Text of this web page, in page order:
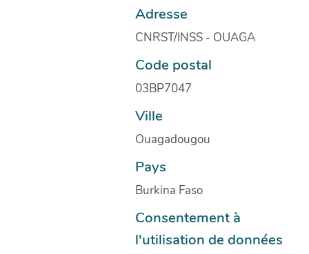
Adresse
CNRST/INSS - OUAGA
Code postal
03BP7047
Ville
Ouagadougou
Pays
Burkina Faso
Consentement à
l'utilisation de données